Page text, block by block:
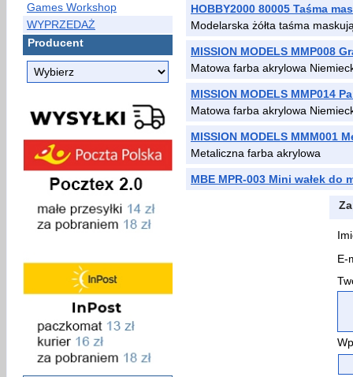
Games Workshop
WYPRZEDAŻ
Producent
HOBBY2000 80005 Taśma
Modelarska żółta taśma
MISSION MODELS MMP008
Matowa farba akrylowa
MISSION MODELS MMP014
Matowa farba akrylowa
MISSION MODELS MMM001
Metaliczna farba akrylowa
MBE MPR-003 Mini wałek do
E-